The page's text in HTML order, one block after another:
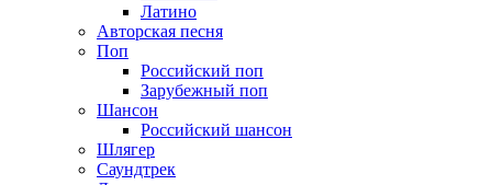
Латино
Авторская песня
Поп
Российский поп
Зарубежный поп
Шансон
Российский шансон
Шлягер
Саундтрек